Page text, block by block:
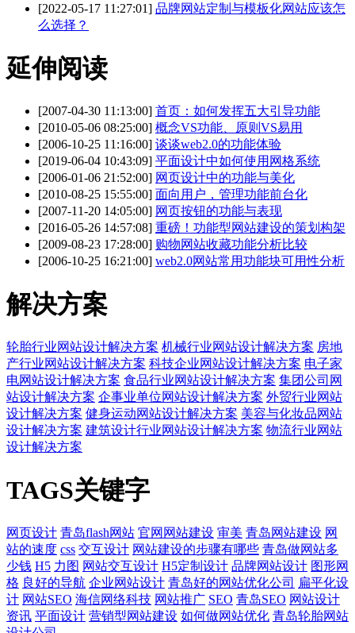
[2022-05-17 11:27:01] 品牌网站定制与模板化网站应该怎
么选择？
延伸阅读
[2007-04-30 11:13:00] 首页：如何发挥五大引导功能
[2010-05-06 08:25:00] 概念VS功能、原则VS易用
[2006-10-25 11:16:00] 谈谈web2.0的功能体验
[2019-06-04 10:43:09] 平面设计中如何使用网格系统
[2006-01-06 21:52:00] 网页设计中的功能与美化
[2010-08-25 15:55:00] 面向用户，管理功能前台化
[2007-11-20 14:05:00] 网页按钮的功能与表现
[2016-05-26 14:57:08] 重磅！功能型网站建设的策划构架
[2009-08-23 17:28:00] 购物网站收藏功能分析比较
[2006-10-25 16:21:00] web2.0网站常用功能块可用性分析
解决方案
轮胎行业网站设计解决方案 机械行业网站设计解决方案 房地
产行业网站设计解决方案 科技企业网站设计解决方案 电子家
电网站设计解决方案 食品行业网站设计解决方案 集团公司网
站设计解决方案 企事业单位网站设计解决方案 外贸行业网站
设计解决方案 健身运动网站设计解决方案 美容与化妆品网站
设计解决方案 建筑设计行业网站设计解决方案 物流行业网站
设计解决方案
TAGS关键字
网页设计 青岛flash网站 官网网站建设 审美 青岛网站建设 网
站的速度 css 交互设计 网站建设的步骤有哪些 青岛做网站多
少钱 H5 力图 网站交互设计 H5定制设计 品牌网站设计 图形网
格 良好的导航 企业网站设计 青岛好的网站优化公司 扁平化设
计 网站SEO 海信网络科技 网站推广 SEO 青岛SEO 网站设计
资讯 平面设计 营销型网站建设 如何做网站优化 青岛轮胎网站